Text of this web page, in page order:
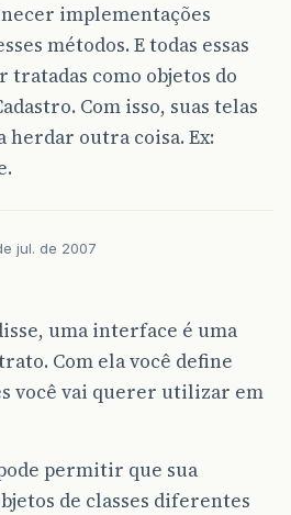
implementações
métodos. E todas essas
tratadas como objetos do
Com isso, suas telas
herdar outra coisa. Ex:
jul. de 2007
uma interface é uma
Com ela você define
você vai querer utilizar em
permitir que sua
de classes diferentes